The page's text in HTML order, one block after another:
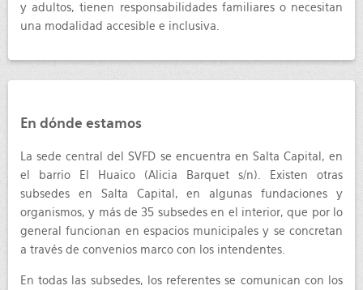
y adultos, tienen responsabilidades familiares o necesitan
una modalidad accesible e inclusiva.
En dónde estamos
La sede central del SVFD se encuentra en Salta Capital, en
el barrio El Huaico (Alicia Barquet s/n). Existen otras
subsedes en Salta Capital, en algunas fundaciones y
organismos, y más de 35 subsedes en el interior, que por lo
general funcionan en espacios municipales y se concretan
a través de convenios marco con los intendentes.
En todas las subsedes, los referentes se comunican con los